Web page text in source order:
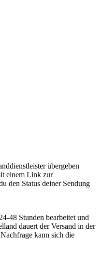
übergeben
einem Link zur
den Status deiner Sendung
48 Stunden bearbeitet und
dauert der Versand in der
kann sich die